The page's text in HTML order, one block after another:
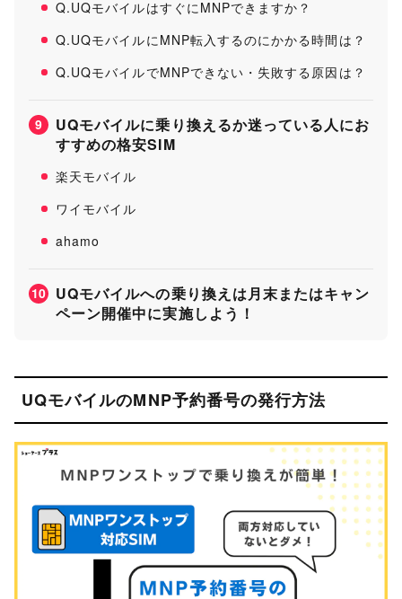
Q.UQモバイルはすぐにMNPできますか？
Q.UQモバイルにMNP転入するのにかかる時間は？
Q.UQモバイルでMNPできない・失敗する原因は？
9
UQモバイルに乗り換えるか迷っている人にお
すすめの格安SIM
楽天モバイル
ワイモバイル
ahamo
10 UQモバイルへの乗り換えは月末またはキャン
ペーン開催中に実施しよう！
UQモバイルのMNP予約番号の発行方法